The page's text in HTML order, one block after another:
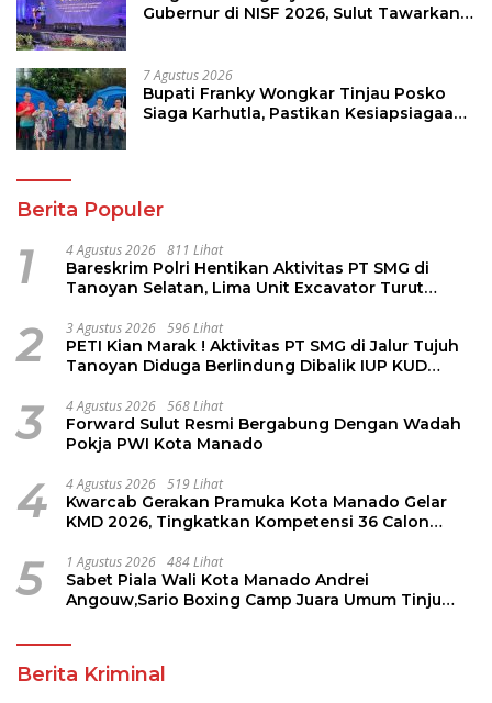
Gubernur di NISF 2026, Sulut Tawarkan
7 Agustus 2026
Bupati Franky Wongkar Tinjau Posko
Siaga Karhutla, Pastikan Kesiapsiagaan
Berita Populer
1 4 Agustus 2026 811 Lihat
Bareskrim Polri Hentikan Aktivitas PT SMG di
Tanoyan Selatan, Lima Unit Excavator Turut
2 3 Agustus 2026 596 Lihat
PETI Kian Marak ! Aktivitas PT SMG di Jalur Tujuh
Tanoyan Diduga Berlindung Dibalik IUP KUD
3 4 Agustus 2026 568 Lihat
Forward Sulut Resmi Bergabung Dengan Wadah
Pokja PWI Kota Manado
4 4 Agustus 2026 519 Lihat
Kwarcab Gerakan Pramuka Kota Manado Gelar
KMD 2026, Tingkatkan Kompetensi 36 Calon
5 1 Agustus 2026 484 Lihat
Sabet Piala Wali Kota Manado Andrei
Angouw,Sario Boxing Camp Juara Umum Tinju
Berita Kriminal